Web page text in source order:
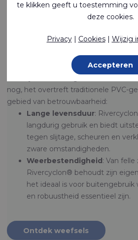
Contact opnemen
BETROUWBAARHEID
Gemaakt om te presteren
nog, het overtreft traditionele PVC-
gebied van betrouwbaarheid:
Lange levensduur:
langdurig gebruik en biedt
tegen slijtage, scheuren en
zware omstandigheden.
Weerbestendigheid: Van
Rivercyclon® behoudt zijn
het ideaal is voor buitengebruik
en robuustheid essentieel zijn.
Ontdek weefsels
te klikken geeft u toestemming
deze cookies.
Privacy| Cookies| Wijzig
Accepteren